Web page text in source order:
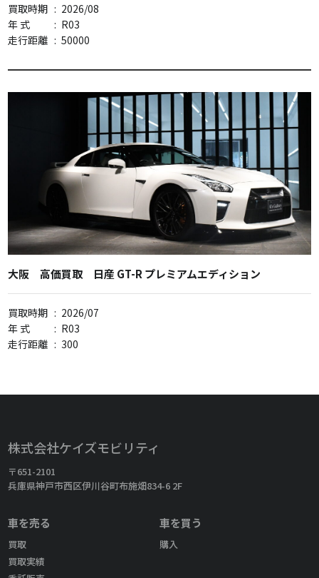
買取時期 : 2026/08
年 式
: R03
走行距離 : 50000
大阪 高価買取 日産 GT-R プレミアムエディション
買取時期 : 2026/07
年 式
: R03
走行距離 : 300
株式会社ケイズモビリティ
〒651-2101
兵庫県神戸市西区伊川谷町布施畑834-6 2F
車を売る
買取
買取実績
車を買う
購入